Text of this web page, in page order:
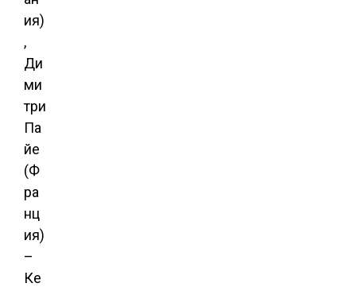
ия)
,
Ди
ми
три
Па
йе
(Ф
ра
нц
ия)
–
Ке